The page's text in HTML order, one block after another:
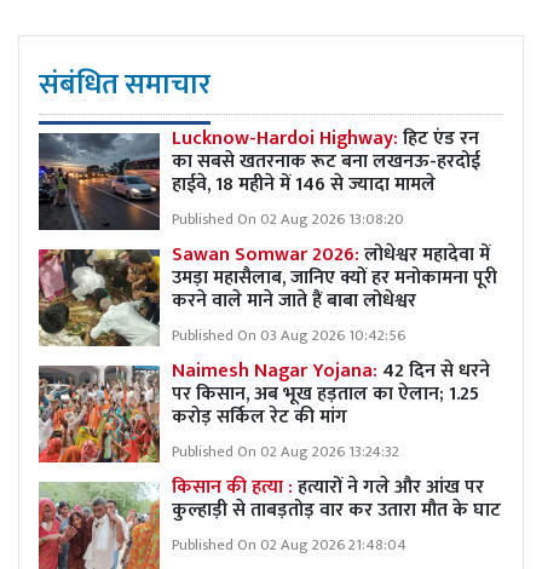
संबंधित समाचार
Lucknow-Hardoi Highway:हिट एंड रन
का सबसे खतरनाक रूट बना लखनऊ-हरदोई
हाईवे, 18 महीने में 146 से ज्यादा मामले
Published On 02 Aug 2026 13:08:20
Sawan Somwar 2026:लोधेश्वर महादेवा में
उमड़ा महासैलाब, जानिए क्यों हर मनोकामना पूरी
करने वाले माने जाते हैं बाबा लोधेश्वर
Published On 03 Aug 2026 10:42:56
Naimesh Nagar Yojana: 42 दिन से धरने
पर किसान, अब भूख हड़ताल का ऐलान; 1.25
करोड़ सर्किल रेट की मांग
Published On 02 Aug 2026 13:24:32
किसान की हत्या :हत्यारों ने गले और आंख पर
कुल्हाड़ी से ताबड़तोड़ वार कर उतारा मौत के घाट
Published On 02 Aug 2026 21:48:04